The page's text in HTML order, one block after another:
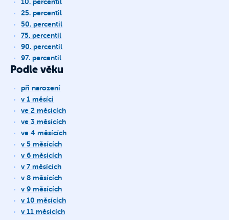
25. percentil
50. percentil
75. percentil
90. percentil
97. percentil
Podle věku
při narození
v 1 měsíci
ve 2 měsících
ve 3 měsících
ve 4 měsících
v 5 měsících
v 6 měsících
v 7 měsících
v 8 měsících
v 9 měsících
v 10 měsících
v 11 měsících